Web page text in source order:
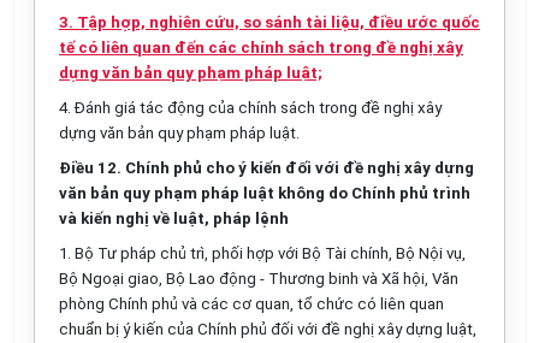
3. Tập hợp, nghiên cứu, so sánh tài liệu, điều ước quốc
tế có liên quan đến các chính sách trong đề nghị xây
dựng văn bản quy phạm pháp luật;
4. Đánh giá tác động của chính sách trong đề nghị xây
dựng văn bản quy phạm pháp luật.
Điều 12. Chính phủ cho ý kiến đối với đề nghị xây dựng
văn bản quy phạm pháp luật không do Chính phủ trình
và kiến nghị về luật, pháp lệnh
1. Bộ Tư pháp chủ trì, phối hợp với Bộ Tài chính, Bộ Nội vụ,
Bộ Ngoại giao, Bộ Lao động - Thương binh và Xã hội, Văn
phòng Chính phủ và các cơ quan, tổ chức có liên quan
chuẩn bị ý kiến của Chính phủ đối với đề nghị xây dựng luật,